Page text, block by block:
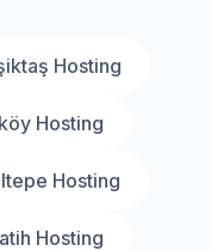
Hosting
Hosting
Hosting
Hosting